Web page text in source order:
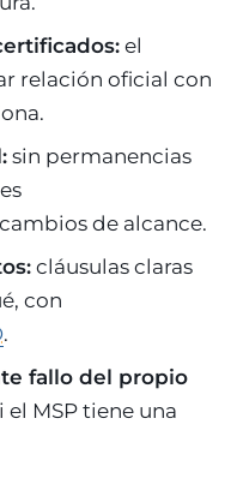
el
relación oficial con
sin permanencias
de alcance.
cláusulas claras
con
.
fallo del propio
el MSP tiene una